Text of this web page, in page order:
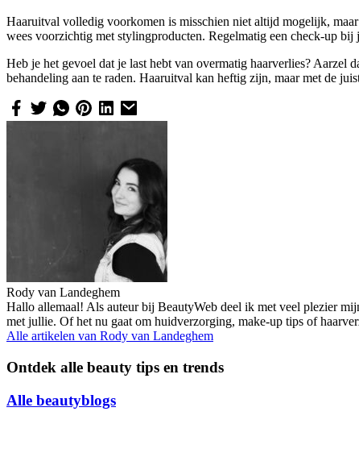
Haaruitval volledig voorkomen is misschien niet altijd mogelijk,
wees voorzichtig met stylingproducten. Regelmatig een check-up
Heb je het gevoel dat je last hebt van overmatig haarverlies? Aarzel
behandeling aan te raden. Haaruitval kan heftig zijn, maar met de
Rody van Landeghem
Hallo allemaal! Als auteur bij BeautyWeb deel ik met veel plezier
met jullie. Of het nu gaat om huidverzorging, make-up tips of
Alle artikelen van Rody van Landeghem
Ontdek alle beauty tips en trends
Alle beautyblogs